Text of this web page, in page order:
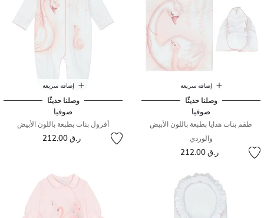
إضافة سريعة
وصلنا حديثًا
صوفيا
طقم بنات هدايا بطبعة باللون الأبيض
والوردي
ر.ق 212.00
إضافة سريعة
وصلنا حديثًا
صوفيا
أفرول بنات بطبعة باللون الأبيض
ر.ق 212.00